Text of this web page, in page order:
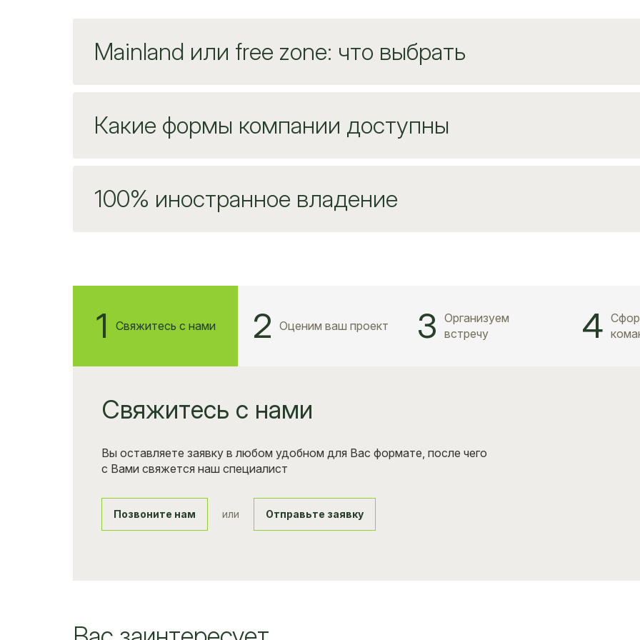
Mainland или free zone: что выбрать
Какие формы компании доступны
100% иностранное владение
1 Свяжитесь с нами 2 Оценим ваш проект 3 Организуем
встречу
4
Свяжитесь с нами
Вы оставляете заявку в любом удобном для Вас формате, после чего
с Вами свяжется наш специалист
Позвоните нам или Отправьте заявку